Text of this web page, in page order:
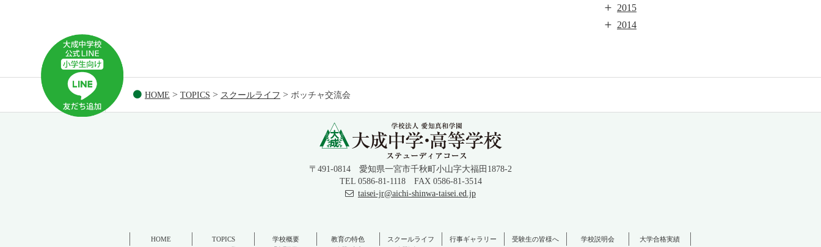
＋ 2015
＋ 2014
HOME > TOPICS > スクールライフ > ボッチャ交流会
〒491-0814 愛知県一宮市千秋町小山字大福田1878-2
TEL 0586-81-1118 FAX 0586-81-3514
taisei-jr@aichi-shinwa-taisei.ed.jp
HOME TOPICS 学校概要 教育の特色 スクールライフ 行事ギャラリー 受験生の皆様へ 学校説明会 大学合格実績